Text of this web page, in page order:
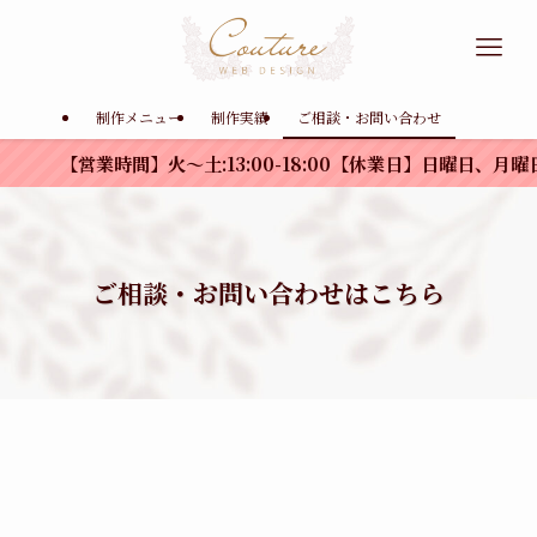
制作メニュー 制作実績 ご相談・お問い合わせ
【営業時間】火〜土:13:00-18:00【休業日】日曜日、月曜
ご相談・お問い合わせはこちら